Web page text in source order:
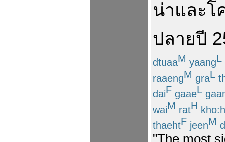
น่าและโ
ปลายปี
dtuaaM yaangL
raaengM graL
daiF gaaeL
waiM ratH kho:h
thaehtF jeenM
"The most